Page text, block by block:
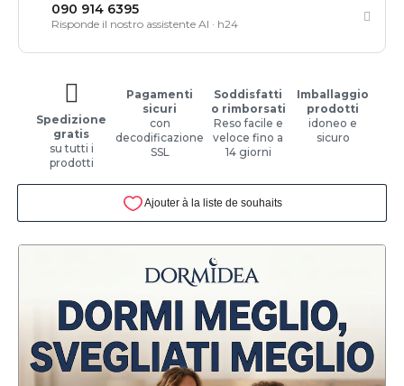
090 914 6395
Risponde il nostro assistente AI · h24
Spedizione
gratis
su tutti i
prodotti
Pagamenti
sicuri
con
decodificazione
SSL
Soddisfatti
o rimborsati
Reso facile e
veloce fino a
14 giorni
Imballaggio
prodotti
idoneo e
sicuro